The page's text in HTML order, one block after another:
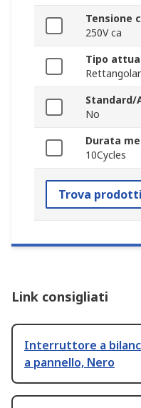
Tensione
250V ca
Tipo
Standard/
No
Durata
10Cycles
Trova
Link consigliati
Interruttore a
a pannello, Nero